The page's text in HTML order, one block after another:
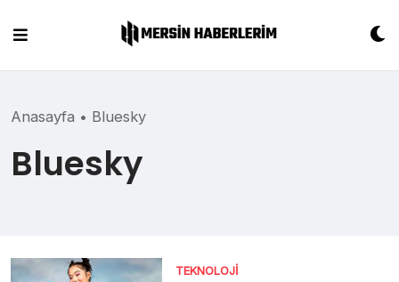
content
Anasayfa • Bluesky
Bluesky
TEKNOLOJI